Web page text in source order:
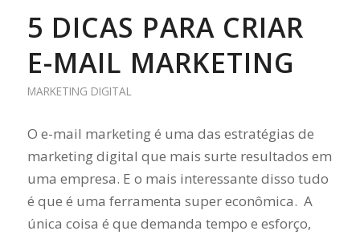
5 DICAS PARA CRIAR
E-MAIL MARKETING
MARKETING DIGITAL
O e-mail marketing é uma das estratégias de
marketing digital que mais surte resultados em
uma empresa. E o mais interessante disso tudo
é que é uma ferramenta super econômica. A
única coisa é que demanda tempo e esforço,